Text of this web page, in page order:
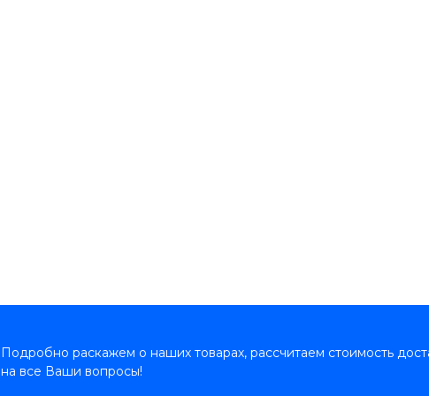
Подробно раскажем о наших товарах, рассчитаем стоимость
на все Ваши вопросы!